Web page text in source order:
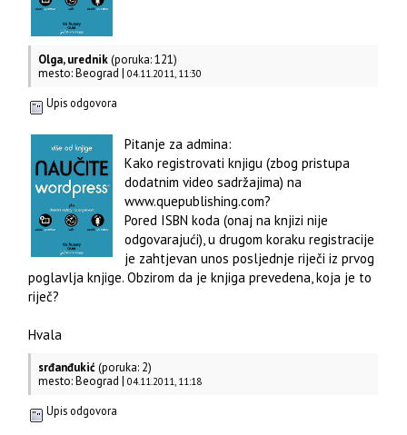
Olga, urednik(poruka: 121)
mesto: Beograd |04.11.2011, 11:30
Upis odgovora
Pitanje za admina:
Kako registrovati knjigu (zbog pristupa
dodatnim video sadržajima) na
www.quepublishing.com?
Pored ISBN koda (onaj na knjizi nije
odgovarajući), u drugom koraku registracije
je zahtjevan unos posljednje riječi iz prvog
poglavlja knjige. Obzirom da je knjiga prevedena, koja je to
riječ?
Hvala
srđanđukić(poruka: 2)
mesto: Beograd |04.11.2011, 11:18
Upis odgovora